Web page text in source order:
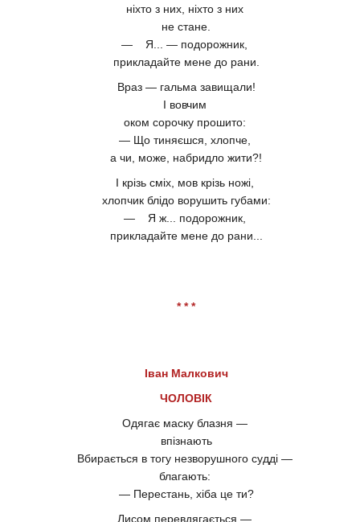
ніхто з них, ніхто з них
не стане.
— Я... — подорожник,
прикладайте мене до рани.
Враз — гальма завищали!
І вовчим
оком сорочку прошито:
— Що тиняєшся, хлопче,
а чи, може, набридло жити?!
І крізь сміх, мов крізь ножі,
хлопчик блідо ворушить губами:
— Я ж... подорожник,
прикладайте мене до рани...
* * *
Іван Малкович
ЧОЛОВІК
Одягає маску блазня —
впізнають
Вбирається в тогу незворушного судді —
благають:
— Перестань, хіба це ти?
Лисом перевдягається —